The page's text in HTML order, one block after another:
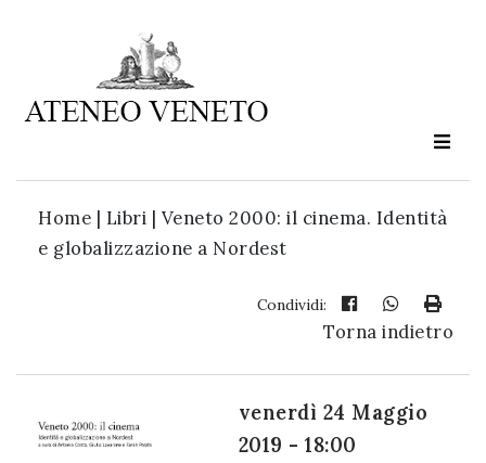
Home | Libri | Veneto 2000: il cinema. Identità
e globalizzazione a Nordest
Condividi:
Torna indietro
venerdì 24 Maggio
2019 - 18:00
Ateneo
è
cultura